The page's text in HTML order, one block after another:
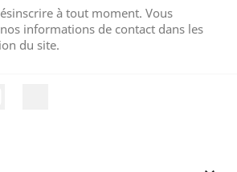
à tout moment. Vous
informations de contact dans les
du site.